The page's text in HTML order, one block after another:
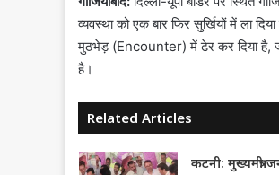
व्यवस्था को एक बार फिर सुर्खियों में ला
मुठभेड़ (Encounter) में ढेर कर दिया है,
है।
Related Articles
कटनी: मुख्यमंत्री